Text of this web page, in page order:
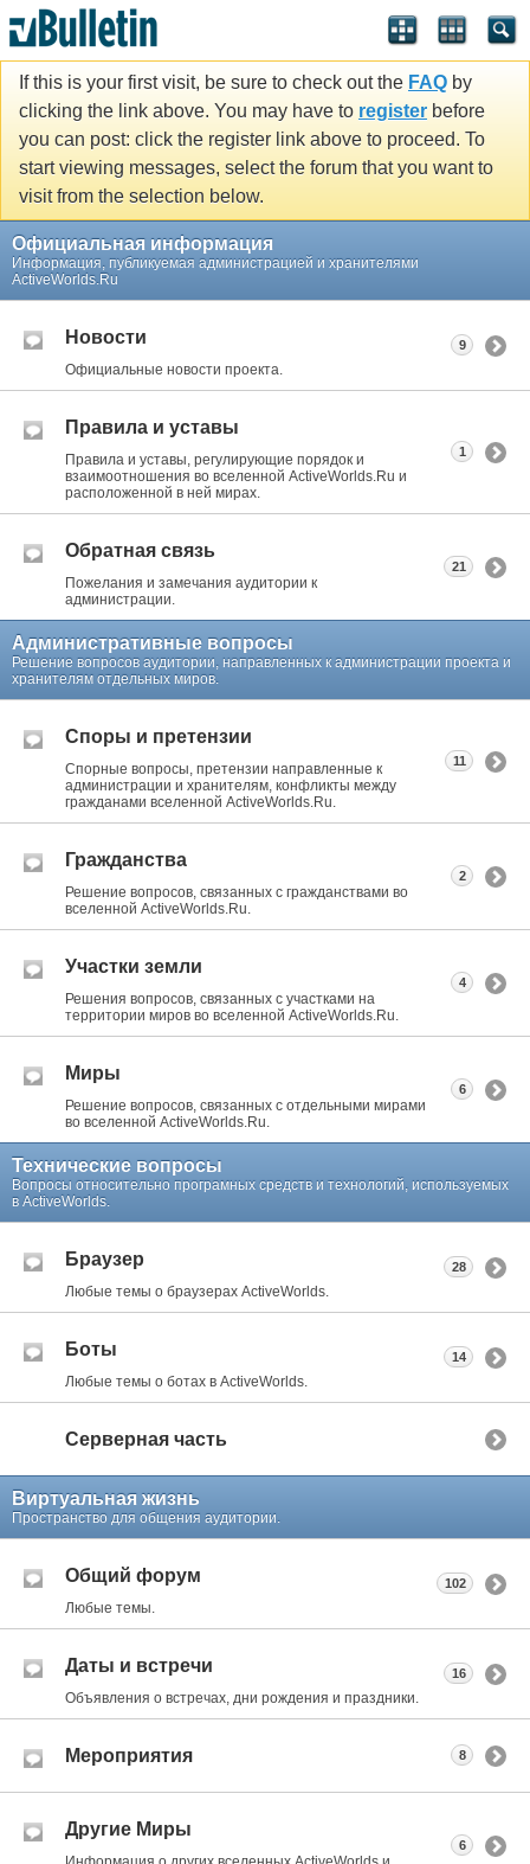
If this is your first visit, be sure to check out the FAQ by
clicking the link above. You may have to register before
you can post: click the register link above to proceed. To
start viewing messages, select the forum that you want to
visit from the selection below.
Официальная информация
Информация, публикуемая администрацией и хранителями
ActiveWorlds.Ru
Новости
Официальные новости проекта.
9
Правила и уставы
Правила и уставы, регулирующие порядок и
взаимоотношения во вселенной ActiveWorlds.Ru и
расположенной в ней мирах.
1
Обратная связь
Пожелания и замечания аудитории к
администрации.
21
Административные вопросы
Решение вопросов аудитории, направленных к администрации проекта и
хранителям отдельных миров.
Споры и претензии
Спорные вопросы, претензии направленные к
администрации и хранителям, конфликты между
гражданами вселенной ActiveWorlds.Ru.
11
Гражданства
Решение вопросов, связанных с гражданствами во
вселенной ActiveWorlds.Ru.
2
Участки земли
Решения вопросов, связанных с участками на
территории миров во вселенной ActiveWorlds.Ru.
4
Миры
Решение вопросов, связанных с отдельными мирами
во вселенной ActiveWorlds.Ru.
6
Технические вопросы
Вопросы относительно програмных средств и технологий, используемых
в ActiveWorlds.
Браузер
Любые темы о браузерах ActiveWorlds.
28
Боты
Любые темы о ботах в ActiveWorlds.
14
Серверная часть
Виртуальная жизнь
Пространство для общения аудитории.
Общий форум
Любые темы.
102
Даты и встречи
Объявления о встречах, дни рождения и праздники.
16
Мероприятия 8
Другие Миры
6